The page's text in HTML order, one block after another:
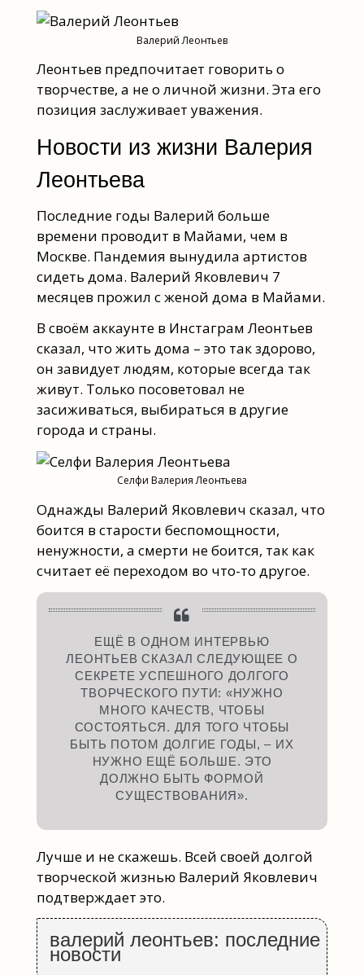
Валерий Леонтьев
Леонтьев предпочитает говорить о
творчестве, а не о личной жизни. Эта его
позиция заслуживает уважения.
Новости из жизни Валерия
Леонтьева
Последние годы Валерий больше
времени проводит в Майами, чем в
Москве. Пандемия вынудила артистов
сидеть дома. Валерий Яковлевич 7
месяцев прожил с женой дома в Майами.
В своём аккаунте в Инстаграм Леонтьев
сказал, что жить дома – это так здорово,
он завидует людям, которые всегда так
живут. Только посоветовал не
засиживаться, выбираться в другие
города и страны.
Селфи Валерия Леонтьева
Однажды Валерий Яковлевич сказал, что
боится в старости беспомощности,
ненужности, а смерти не боится, так как
считает её переходом во что-то другое.
ЕЩЁ В ОДНОМ ИНТЕРВЬЮ
ЛЕОНТЬЕВ СКАЗАЛ СЛЕДУЮЩЕЕ О
СЕКРЕТЕ УСПЕШНОГО ДОЛГОГО
ТВОРЧЕСКОГО ПУТИ: «НУЖНО
МНОГО КАЧЕСТВ, ЧТОБЫ
СОСТОЯТЬСЯ. ДЛЯ ТОГО ЧТОБЫ
БЫТЬ ПОТОМ ДОЛГИЕ ГОДЫ, – ИХ
НУЖНО ЕЩЁ БОЛЬШЕ. ЭТО
ДОЛЖНО БЫТЬ ФОРМОЙ
СУЩЕСТВОВАНИЯ».
Лучше и не скажешь. Всей своей долгой
творческой жизнью Валерий Яковлевич
подтверждает это.
валерий леонтьев: последние
новости